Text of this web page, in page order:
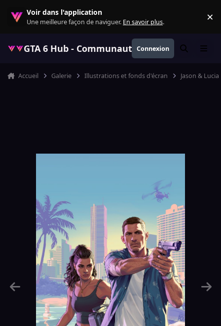
Voir dans l'application
Une meilleure façon de naviguer. En savoir plus. ×
GTA 6 Hub - Communauté GTA VI
Connexion Rechercher
Menu
Accueil Galerie Illustrations et fonds d'écran Jason & Lucia